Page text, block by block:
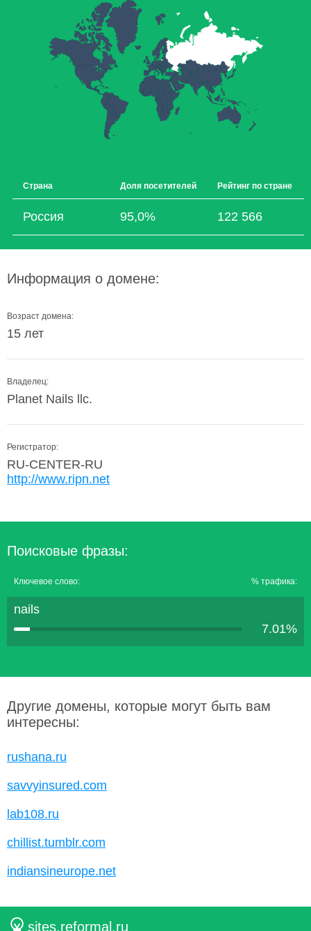
Страна Доля посетителей Рейтинг по стране
Россия 95,0% 122 566
Информация о домене:
Возраст домена:
15 лет
Владелец:
Planet Nails llc.
Регистратор:
RU-CENTER-RU
http://www.ripn.net
Поисковые фразы:
Ключевое слово: % трафика:
nails
7.01%
Другие домены, которые могут быть вам
интересны:
rushana.ru
savvyinsured.com
lab108.ru
chillist.tumblr.com
indiansineurope.net
sites.reformal.ru